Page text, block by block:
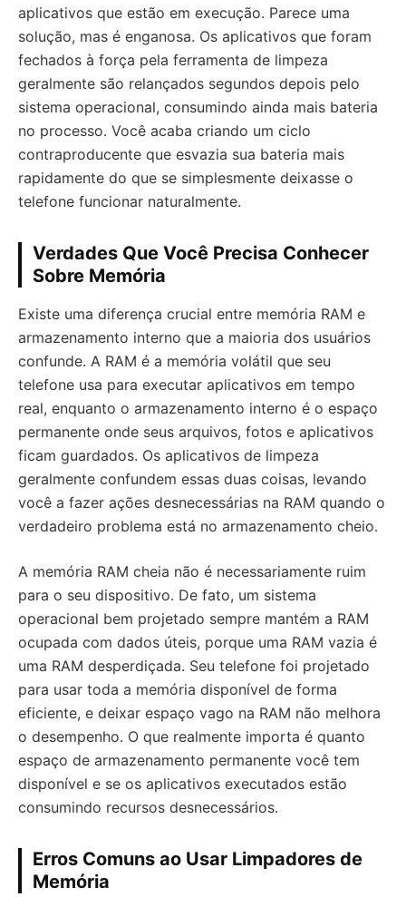
aplicativos que estão em execução. Parece uma
solução, mas é enganosa. Os aplicativos que foram
fechados à força pela ferramenta de limpeza
geralmente são relançados segundos depois pelo
sistema operacional, consumindo ainda mais bateria
no processo. Você acaba criando um ciclo
contraproducente que esvazia sua bateria mais
rapidamente do que se simplesmente deixasse o
telefone funcionar naturalmente.
Verdades Que Você Precisa Conhecer
Sobre Memória
Existe uma diferença crucial entre memória RAM e
armazenamento interno que a maioria dos usuários
confunde. A RAM é a memória volátil que seu
telefone usa para executar aplicativos em tempo
real, enquanto o armazenamento interno é o espaço
permanente onde seus arquivos, fotos e aplicativos
ficam guardados. Os aplicativos de limpeza
geralmente confundem essas duas coisas, levando
você a fazer ações desnecessárias na RAM quando o
verdadeiro problema está no armazenamento cheio.
A memória RAM cheia não é necessariamente ruim
para o seu dispositivo. De fato, um sistema
operacional bem projetado sempre mantém a RAM
ocupada com dados úteis, porque uma RAM vazia é
uma RAM desperdiçada. Seu telefone foi projetado
para usar toda a memória disponível de forma
eficiente, e deixar espaço vago na RAM não melhora
o desempenho. O que realmente importa é quanto
espaço de armazenamento permanente você tem
disponível e se os aplicativos executados estão
consumindo recursos desnecessários.
Erros Comuns ao Usar Limpadores de
Memória